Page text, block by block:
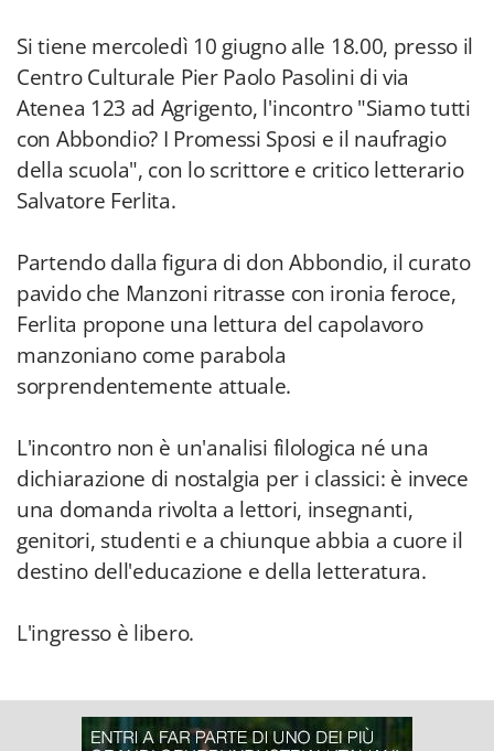
Si tiene mercoledì 10 giugno alle 18.00, presso il
Centro Culturale Pier Paolo Pasolini di via
Atenea 123 ad Agrigento, l'incontro "Siamo tutti
con Abbondio? I Promessi Sposi e il naufragio
della scuola", con lo scrittore e critico letterario
Salvatore Ferlita.
Partendo dalla figura di don Abbondio, il curato
pavido che Manzoni ritrasse con ironia feroce,
Ferlita propone una lettura del capolavoro
manzoniano come parabola
sorprendentemente attuale.
L'incontro non è un'analisi filologica né una
dichiarazione di nostalgia per i classici: è invece
una domanda rivolta a lettori, insegnanti,
genitori, studenti e a chiunque abbia a cuore il
destino dell'educazione e della letteratura.
L'ingresso è libero.